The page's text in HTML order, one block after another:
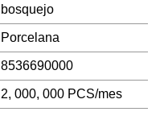
bosquejo
Porcelana
8536690000
2, 000, 000 PCS/mes